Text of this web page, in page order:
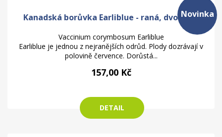
Kanadská borůvka Earliblue - raná, dvouletá
Vaccinium corymbosum Earliblue
Earliblue je jednou z nejranějších odrůd. Plody dozrávají v
polovině července. Dorůstá...
157,00 Kč
DETAIL
Novinka